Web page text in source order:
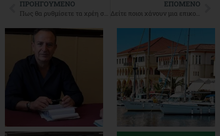
ΠΡΟΗΓΟΎΜΕΝΟ
Πως θα ρυθμίσετε τα χρέη στην εφορία
ΕΠΌΜΕΝΟ
Δείτε ποιοι χάνουν μια επικουρική σύνταξη από τα αναδρομικά τους